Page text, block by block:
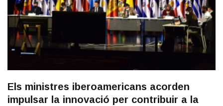
Els ministres iberoamericans acorden
impulsar la innovació per contribuir a la